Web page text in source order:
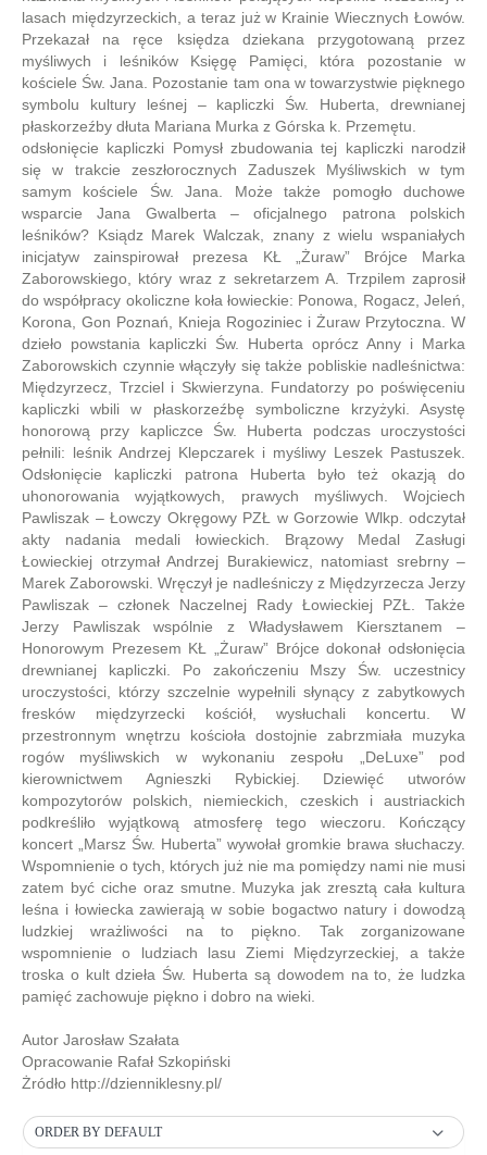
lasach międzyrzeckich, a teraz już w Krainie Wiecznych Łowów.
Przekazał na ręce księdza dziekana przygotowaną przez
myśliwych i leśników Księgę Pamięci, która pozostanie w
kościele Św. Jana. Pozostanie tam ona w towarzystwie pięknego
symbolu kultury leśnej – kapliczki Św. Huberta, drewnianej
płaskorzeźby dłuta Mariana Murka z Górska k. Przemętu.
odsłonięcie kapliczki Pomysł zbudowania tej kapliczki narodził
się w trakcie zeszłorocznych Zaduszek Myśliwskich w tym
samym kościele Św. Jana. Może także pomogło duchowe
wsparcie Jana Gwalberta – oficjalnego patrona polskich
leśników? Ksiądz Marek Walczak, znany z wielu wspaniałych
inicjatyw zainspirował prezesa KŁ „Żuraw” Brójce Marka
Zaborowskiego, który wraz z sekretarzem A. Trzpilem zaprosił
do współpracy okoliczne koła łowieckie: Ponowa, Rogacz, Jeleń,
Korona, Gon Poznań, Knieja Rogoziniec i Żuraw Przytoczna. W
dzieło powstania kapliczki Św. Huberta oprócz Anny i Marka
Zaborowskich czynnie włączyły się także pobliskie nadleśnictwa:
Międzyrzecz, Trzciel i Skwierzyna. Fundatorzy po poświęceniu
kapliczki wbili w płaskorzeźbę symboliczne krzyżyki. Asystę
honorową przy kapliczce Św. Huberta podczas uroczystości
pełnili: leśnik Andrzej Klepczarek i myśliwy Leszek Pastuszek.
Odsłonięcie kapliczki patrona Huberta było też okazją do
uhonorowania wyjątkowych, prawych myśliwych. Wojciech
Pawliszak – Łowczy Okręgowy PZŁ w Gorzowie Wlkp. odczytał
akty nadania medali łowieckich. Brązowy Medal Zasługi
Łowieckiej otrzymał Andrzej Burakiewicz, natomiast srebrny –
Marek Zaborowski. Wręczył je nadleśniczy z Międzyrzecza Jerzy
Pawliszak – członek Naczelnej Rady Łowieckiej PZŁ. Także
Jerzy Pawliszak wspólnie z Władysławem Kiersztanem –
Honorowym Prezesem KŁ „Żuraw” Brójce dokonał odsłonięcia
drewnianej kapliczki. Po zakończeniu Mszy Św. uczestnicy
uroczystości, którzy szczelnie wypełnili słynący z zabytkowych
fresków międzyrzecki kościół, wysłuchali koncertu. W
przestronnym wnętrzu kościoła dostojnie zabrzmiała muzyka
rogów myśliwskich w wykonaniu zespołu „DeLuxe” pod
kierownictwem Agnieszki Rybickiej. Dziewięć utworów
kompozytorów polskich, niemieckich, czeskich i austriackich
podkreśliło wyjątkową atmosferę tego wieczoru. Kończący
koncert „Marsz Św. Huberta” wywołał gromkie brawa słuchaczy.
Wspomnienie o tych, których już nie ma pomiędzy nami nie musi
zatem być ciche oraz smutne. Muzyka jak zresztą cała kultura
leśna i łowiecka zawierają w sobie bogactwo natury i dowodzą
ludzkiej wrażliwości na to piękno. Tak zorganizowane
wspomnienie o ludziach lasu Ziemi Międzyrzeckiej, a także
troska o kult dzieła Św. Huberta są dowodem na to, że ludzka
pamięć zachowuje piękno i dobro na wieki.
Autor Jarosław Szałata
Opracowanie Rafał Szkopiński
Żródło http://dzienniklesny.pl/
ORDER BY DEFAULT